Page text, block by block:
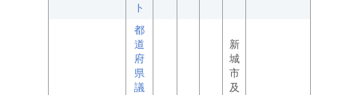
ト
都
道
府
県
議
新
城
市
及